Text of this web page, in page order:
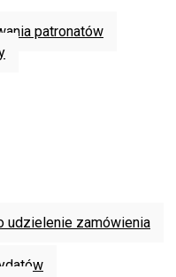
patronatów
udzielenie zamówienia